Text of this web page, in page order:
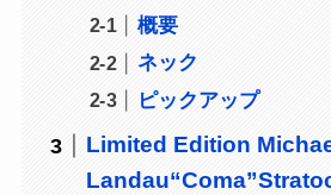
概要
ネック
ピックアップ
Limited Edition